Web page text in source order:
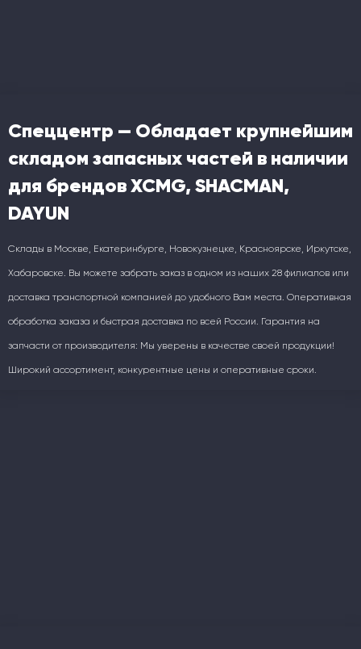
Спеццентр — Обладает крупнейшим
складом запасных частей в наличии
для брендов XCMG, SHACMAN,
DAYUN
Склады в Москве, Екатеринбурге, Новокузнецке, Красноярске, Иркутске,
Хабаровске. Вы можете забрать заказ в одном из наших 28 филиалов или
доставка транспортной компанией до удобного Вам места. Оперативная
обработка заказа и быстрая доставка по всей России. Гарантия на
запчасти от производителя: Мы уверены в качестве своей продукции!
Широкий ассортимент, конкурентные цены и оперативные сроки.